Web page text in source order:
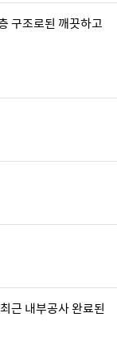
구조로된 깨끗하고
근 내부공사 완료된